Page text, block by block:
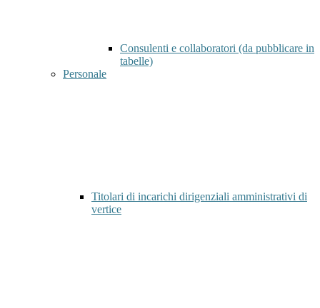
Consulenti e collaboratori (da pubblicare in
tabelle)
Personale
Titolari di incarichi dirigenziali amministrativi di
vertice